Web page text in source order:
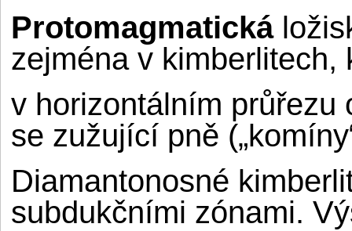
Protomagmatická
zejména v kimberlitech,
v horizontálním průřezu
se zužující pně
Diamantonosné
subdukčními zónami.